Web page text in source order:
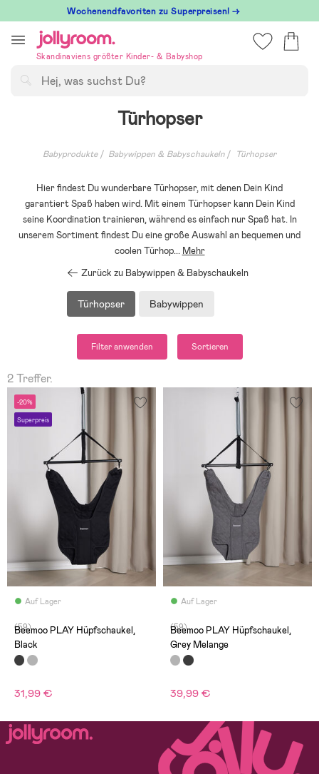
till
innehållet
Wochenendfavoriten zu Superpreisen! →
Skandinaviens größter Kinder- & Babyshop
Türhopser
Babyprodukte Babywippen & Babyschaukeln Türhopser
Hier findest Du wunderbare Türhopser, mit denen Dein Kind
garantiert Spaß haben wird. Mit einem Türhopser kann Dein Kind
seine Koordination trainieren, während es einfach nur Spaß hat. In
unserem Sortiment findest Du eine große Auswahl an bequemen und
coolen Türhop... Mehr
Zurück zu Babywippen & Babyschaukeln
Türhopser Babywippen
Filter anwenden Sortieren
2 Treffer.
-20%
Superpreis
Auf Lager
(59)
Beemoo PLAY Hüpfschaukel,
Black
31,99 €
Auf Lager
(59)
Beemoo PLAY Hüpfschaukel,
Grey Melange
39,99 €